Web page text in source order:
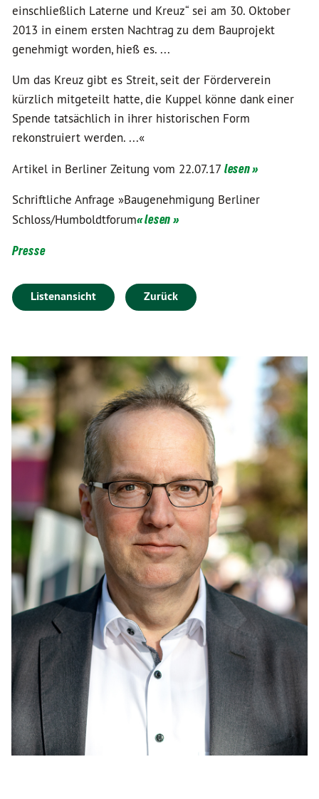
einschließlich Laterne und Kreuz“ sei am 30. Oktober
2013 in einem ersten Nachtrag zu dem Bauprojekt
genehmigt worden, hieß es. ...
Um das Kreuz gibt es Streit, seit der Förderverein
kürzlich mitgeteilt hatte, die Kuppel könne dank einer
Spende tatsächlich in ihrer historischen Form
rekonstruiert werden. ...«
Artikel in Berliner Zeitung vom 22.07.17 lesen »
Schriftliche Anfrage »Baugenehmigung Berliner
Schloss/Humboldtforum« lesen »
Presse
Listenansicht Zurück